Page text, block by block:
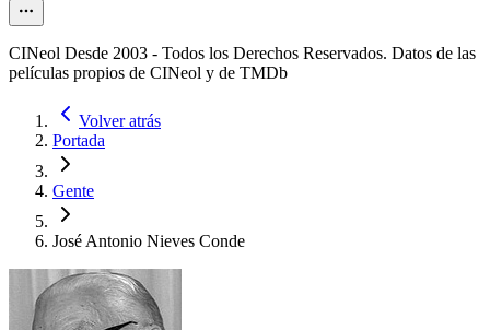
CINeol Desde 2003 - Todos los Derechos Reservados. Datos de las
películas propios de CINeol y de TMDb
Volver atrás
Portada
Gente
José Antonio Nieves Conde